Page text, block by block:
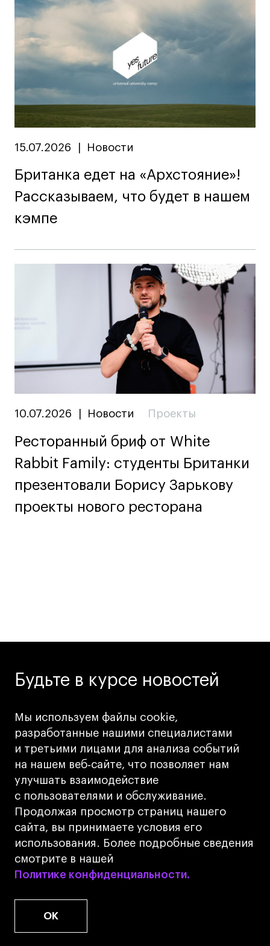
15.07.2026 Новости
Британка едет на «Архстояние»!
Рассказываем, что будет в нашем
кэмпе
10.07.2026 Новости Проекты
Ресторанный бриф от White
Rabbit Family: студенты Британки
презентовали Борису Зарькову
проекты нового ресторана
Мы используем файлы cookie,
разработанные нашими специалистами
и третьими лицами для анализа событий
на нашем веб‑сайте, что позволяет нам
улучшать взаимодействие
с пользователями и обслуживание.
Продолжая просмотр страниц нашего
сайта, вы принимаете условия его
использования. Более подробные сведения
смотрите в нашей
Политике конфиденциальности.
Политике конфиденциальности.
OK
Будьте в курсе новостей
Я согласен с обработкой персональных
данных
Подписаться